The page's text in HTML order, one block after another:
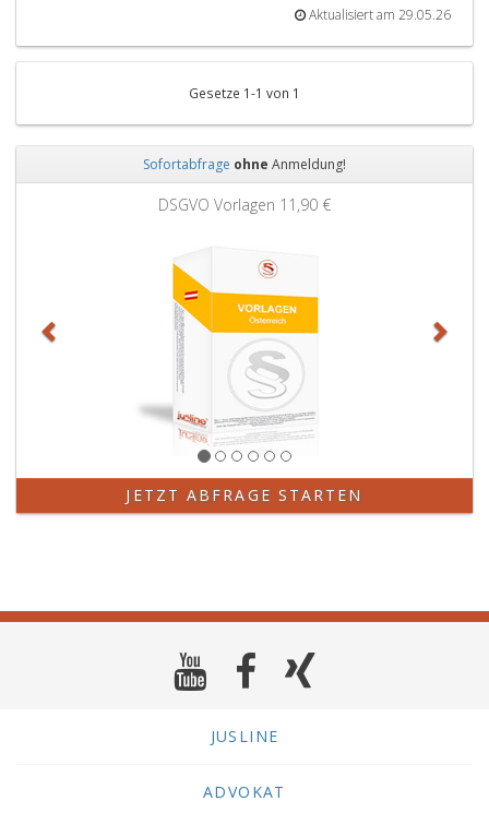
Aktualisiert am 29.05.26
Gesetze 1-1 von 1
Sofortabfrage ohne Anmeldung!
DSGVO Vorlagen 11,90 €
JETZT ABFRAGE STARTEN
JUSLINE
ADVOKAT